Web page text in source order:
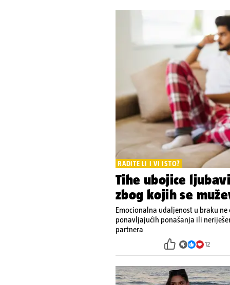
RADITE LI I VI ISTO?
Tihe ubojice
zbog kojih se
Emocionalna udaljenost u braku
ponavljajućih ponašanja ili
partnera
12